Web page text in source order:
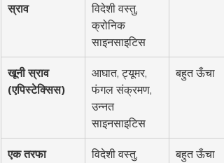
स्राव
विदेशी वस्तु,
क्रोनिक
साइनसाइटिस
खूनी स्राव
(एपिस्टेक्सिस)
आघात, ट्यूमर,
फंगल संक्रमण,
उन्नत
साइनसाइटिस
बहुत ऊँचा
एक तरफा
विदेशी वस्तु,
बहुत ऊँचा